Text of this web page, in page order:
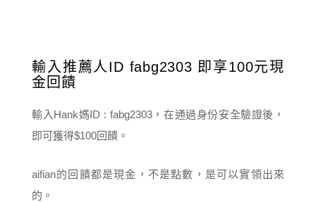
輸入推薦人ID fabg2303 即享100元現
金回饋
輸入Hank媽ID : fabg2303，在通過身份安全驗證後，
即可獲得$100回饋。
aifian的回饋都是現金，不是點數，是可以實領出來
的。